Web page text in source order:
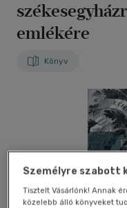
emlékére
Könyv
Személyre szabott
Tisztelt Vásárlónk! Annak
közelebb álló könyveket